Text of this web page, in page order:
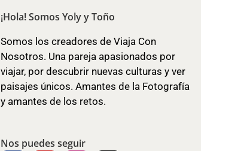
¡Hola! Somos Yoly y Toño
Somos los creadores de Viaja Con
Nosotros. Una pareja apasionados por
viajar, por descubrir nuevas culturas y ver
paisajes únicos. Amantes de la Fotografía
y amantes de los retos.
Nos puedes seguir